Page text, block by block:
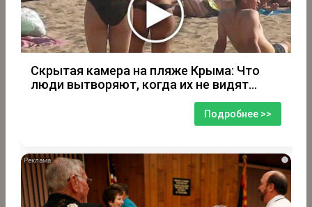
Скрытая камера на пляже Крыма: Что
люди вытворяют, когда их не видят...
Подробнее >>
i